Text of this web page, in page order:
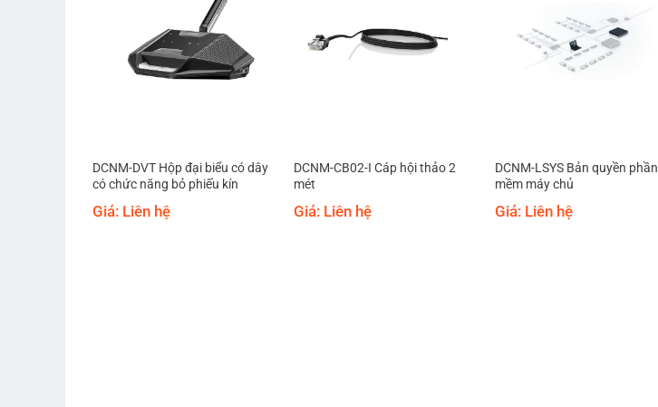
DCNM-DVT Hộp đại biểu có dây
có chức năng bỏ phiếu kín
Giá: Liên hệ
DCNM-CB02-I Cáp hội thảo 2
mét
Giá: Liên hệ
DCNM-LSYS Bản quyền phần
mềm máy chủ
Giá: Liên hệ